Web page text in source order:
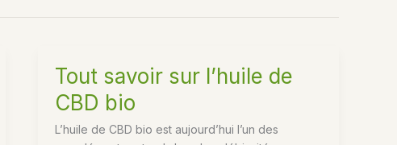
Tout savoir sur l’huile de
CBD bio
L’huile de CBD bio est aujourd’hui l’un des